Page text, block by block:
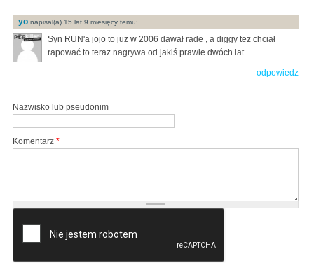
yo napisal(a) 15 lat 9 miesięcy temu:
Syn RUN'a jojo to już w 2006 dawał rade , a diggy też chciał
rapować to teraz nagrywa od jakiś prawie dwóch lat
odpowiedz
Nazwisko lub pseudonim
Komentarz *